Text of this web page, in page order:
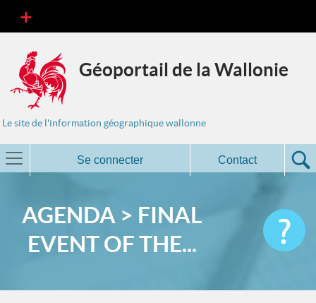
Géoportail de la Wallonie
Le site de l'information géographique wallonne
Se connecter Contact
AGENDA > FINAL
EVENT OF THE...